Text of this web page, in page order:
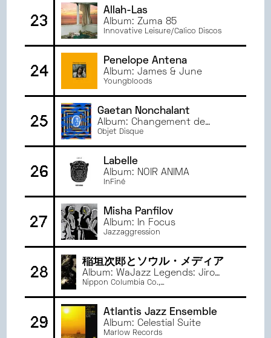
23
Allah-Las
Album: Zuma 85
Innovative Leisure/Calico Discos
24
Penelope Antena
Album: James & June
Youngbloods
25
Gaetan Nonchalant
Album: Changement de
programme
Objet Disque
26
Labelle
Album: NOIR ANIMA
InFiné
27
Misha Panfilov
Album: In Focus
Jazzaggression
28
稲垣次郎とソウル・メディア
Album: WaJazz Legends: Jiro
Inagaki - Selected by Yusuke
Nippon Columbia Co.,
29
Atlantis Jazz Ensemble
Album: Celestial Suite
Marlow Records